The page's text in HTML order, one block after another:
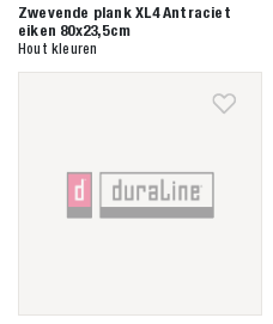
Zwevende plank XL4 Antraciet
eiken 80x23,5cm
Hout kleuren